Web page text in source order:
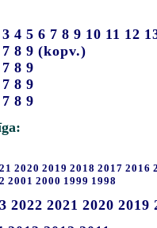
3 4 5 6 7 8 9 10 11 12
7 8 9 (kopv.)
7 8 9
7 8 9
7 8 9
2020 2019 2018 2017 2016
2001 2000 1999 1998
2022 2021 2020 2019